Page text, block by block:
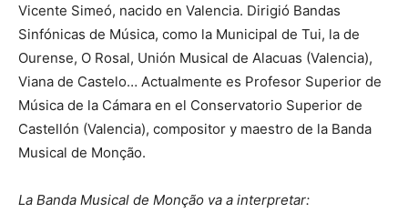
Vicente Simeó, nacido en Valencia. Dirigió Bandas
Sinfónicas de Música, como la Municipal de Tui, la de
Ourense, O Rosal, Unión Musical de Alacuas (Valencia),
Viana de Castelo… Actualmente es Profesor Superior de
Música de la Cámara en el Conservatorio Superior de
Castellón (Valencia), compositor y maestro de la Banda
Musical de Monção.
La Banda Musical de Monção va a interpretar: